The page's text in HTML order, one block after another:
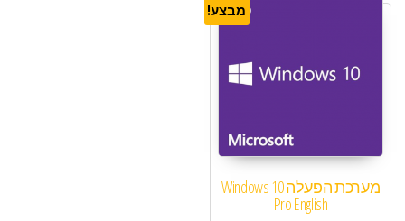
מבצע!
מערכת הפעלה Windows 10
Pro English